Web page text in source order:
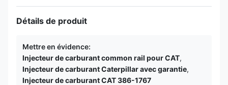
Détails de produit
Mettre en évidence:
Injecteur de carburant common rail pour CAT,
Injecteur de carburant Caterpillar avec garantie,
Injecteur de carburant CAT 386-1767